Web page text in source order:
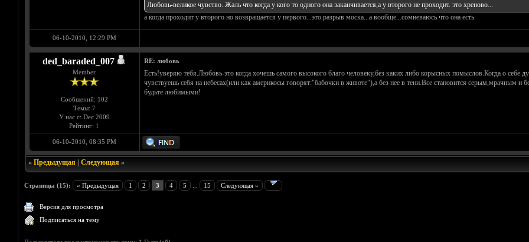
Любовь-великое чувство. Жаль что когда у кого то одного она заканчивается,а у второго не проходит. это хреново...
а когда проходит у второго но возвращается у первого...это разрыв моска...а вообще...сомневаюсь что она есть
06-10-2010, 12:29 PM
ded_baraded_007
Member
Сообщений: 102
Темы: 7
У нас с: Dec 2009
Рейтинг: 1
RE: любовь
Есть!уверяю тебя.Любовь-это когда хочешь самого высокого благо человеку,без каких либо корысных помыслов.Когда о
чувствуешь себя на небесах(или как америкосы говорят:"бабочки в животе"),а без нее в тени.Все становится
будьте любимыми!
06-10-2010, 08:35 PM
« Предыдущая| Следующая»
Страницы (15): « Предыдущая 1 2 3 4 5 15 Следующая »
Версия для просмотра
Подписаться на тему